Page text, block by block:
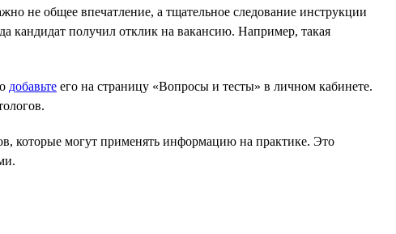
не общее впечатление, а тщательное следование инструкции
кандидат получил отклик на вакансию. Например, такая
добавьте его на страницу «Вопросы и тесты» в личном кабинете.
которые могут применять информацию на практике. Это